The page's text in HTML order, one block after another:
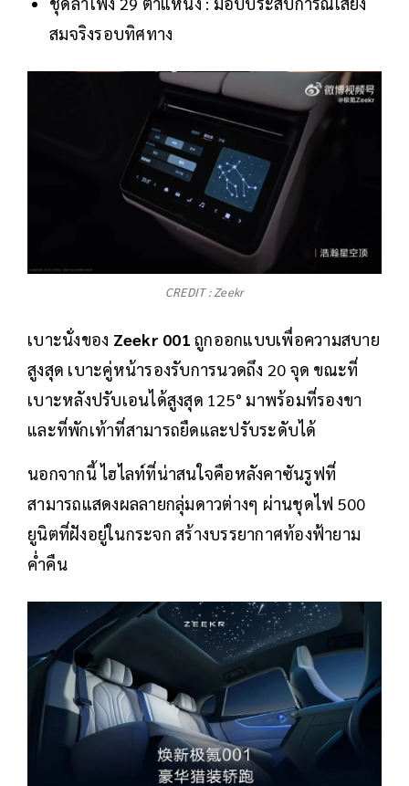
สมจริงรอบทิศทาง
CREDIT : Zeekr
เบาะนั่งของ Zeekr 001 ถูกออกแบบเพื่อความสบาย
สูงสุด เบาะคู่หน้ารองรับการนวดถึง 20 จุด ขณะที่
เบาะหลังปรับเอนได้สูงสุด 125° มาพร้อมที่รองขา
และที่พักเท้าที่สามารถยืดและปรับระดับได้
นอกจากนี้ ไฮไลท์ที่น่าสนใจคือหลังคาซันรูฟที่
สามารถแสดงผลลายกลุ่มดาวต่างๆ ผ่านชุดไฟ 500
ยูนิตที่ฝังอยู่ในกระจก สร้างบรรยากาศท้องฟ้ายาม
ค่ำคืน